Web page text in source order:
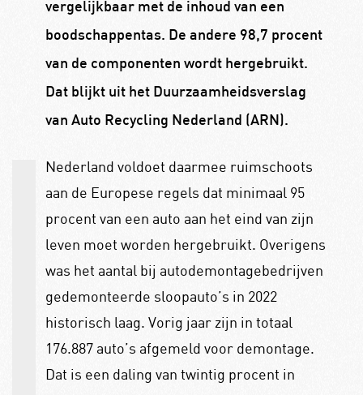
vergelijkbaar met de inhoud van een
boodschappentas. De andere 98,7 procent
van de componenten wordt hergebruikt.
Dat blijkt uit het Duurzaamheidsverslag
van Auto Recycling Nederland (ARN).
Nederland voldoet daarmee ruimschoots
aan de Europese regels dat minimaal 95
procent van een auto aan het eind van zijn
leven moet worden hergebruikt. Overigens
was het aantal bij autodemontagebedrijven
gedemonteerde sloop­auto’s in 2022
historisch laag. Vorig jaar zijn in totaal
176.887 auto’s afgemeld voor demontage.
Dat is een daling van twintig procent in